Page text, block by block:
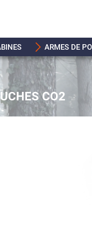
ARMES DE
CO2